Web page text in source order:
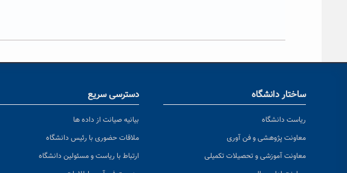
ساختار دانشگاه
ریاست دانشگاه
معاونت پژوهشی و فن آوری
معاونت آموزشی و تحصیلات تکمیلی
دسترسی سریع
بیانیه صیانت از داده ها
ملاقات حضوری با رئیس دانشگاه
ارتباط با ریاست و مسئولین دانشگاه